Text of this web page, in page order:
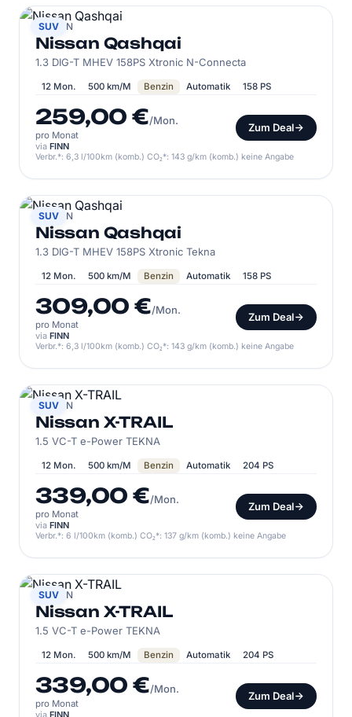
SUV
NISSAN
Nissan Qashqai
1.3 DIG-T MHEV 158PS Xtronic N-Connecta
12 Mon. 500 km/M Benzin Automatik 158 PS
259,00 €/Mon.
pro Monat
Zum Deal
via FINN
Verbr.*: 6,3 l/100km (komb.) CO₂*: 143 g/km (komb.) keine Angabe
SUV
NISSAN
Nissan Qashqai
1.3 DIG-T MHEV 158PS Xtronic Tekna
12 Mon. 500 km/M Benzin Automatik 158 PS
309,00 €/Mon.
pro Monat
Zum Deal
via FINN
Verbr.*: 6,3 l/100km (komb.) CO₂*: 143 g/km (komb.) keine Angabe
SUV
NISSAN
Nissan X-TRAIL
1.5 VC-T e-Power TEKNA
12 Mon. 500 km/M Benzin Automatik 204 PS
339,00 €/Mon.
pro Monat
Zum Deal
via FINN
Verbr.*: 6 l/100km (komb.) CO₂*: 137 g/km (komb.) keine Angabe
SUV
NISSAN
Nissan X-TRAIL
1.5 VC-T e-Power TEKNA
12 Mon. 500 km/M Benzin Automatik 204 PS
339,00 €/Mon.
pro Monat
Zum Deal
via FINN